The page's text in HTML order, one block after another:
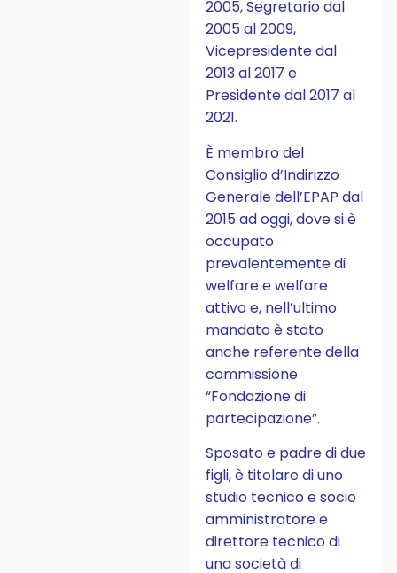
2005, Segretario dal
2005 al 2009,
Vicepresidente dal
2013 al 2017 e
Presidente dal 2017 al
2021.
È membro del
Consiglio d’Indirizzo
Generale dell’EPAP dal
2015 ad oggi, dove si è
occupato
prevalentemente di
welfare e welfare
attivo e, nell’ultimo
mandato è stato
anche referente della
commissione
“Fondazione di
partecipazione”.
Sposato e padre di due
figli, è titolare di uno
studio tecnico e socio
amministratore e
direttore tecnico di
una società di